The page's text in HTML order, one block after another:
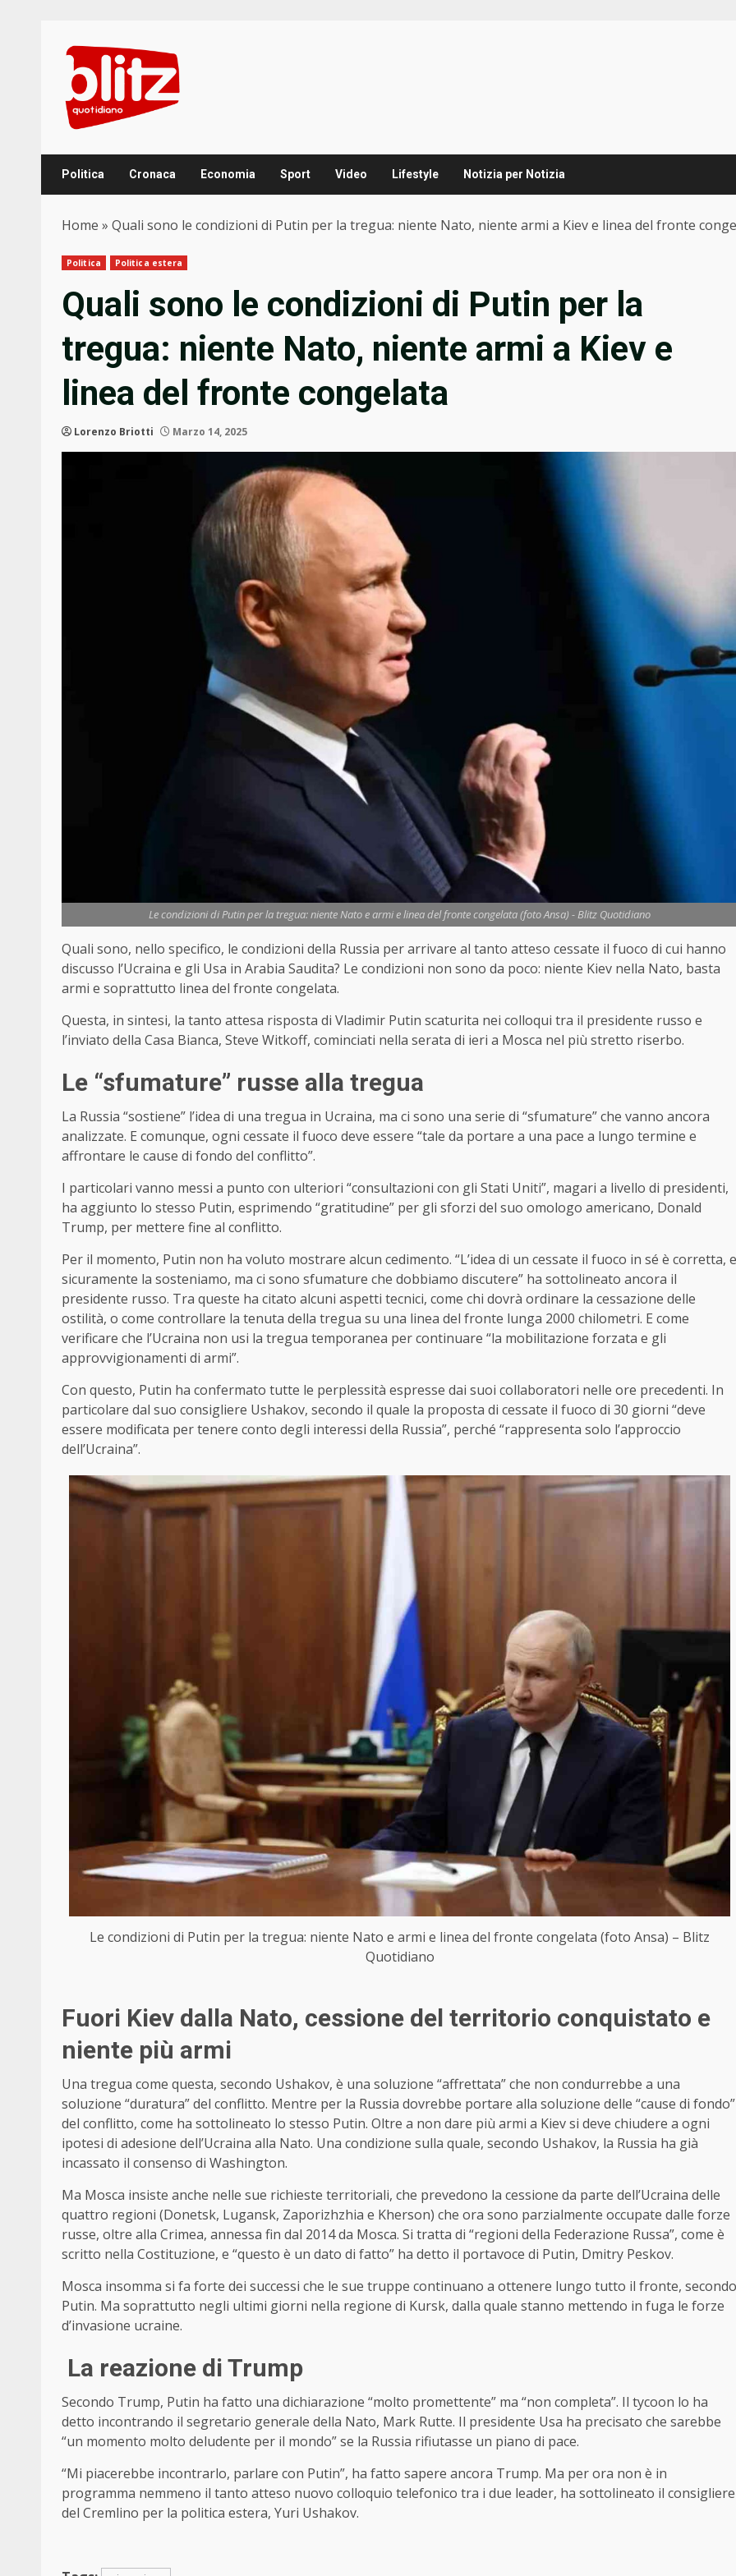
content
Politica Cronaca Economia Sport Video Lifestyle Notizia per Notizia
Home » Quali sono le condizioni di Putin per la tregua: niente Nato, niente armi a Kiev e linea del fronte
Politica Politica estera
Quali sono le condizioni di Putin per la
tregua: niente Nato, niente armi a Kiev e
linea del fronte congelata
Lorenzo Briotti Marzo 14, 2025
Le condizioni di Putin per la tregua: niente Nato e armi e linea del fronte congelata (foto Ansa) - Blitz Quotidiano
Quali sono, nello specifico, le condizioni della Russia per arrivare al tanto atteso cessate il fuoco di cui hanno
discusso l’Ucraina e gli Usa in Arabia Saudita? Le condizioni non sono da poco: niente Kiev nella Nato, basta
armi e soprattutto linea del fronte congelata.
Questa, in sintesi, la tanto attesa risposta di Vladimir Putin scaturita nei colloqui tra il presidente russo e
l’inviato della Casa Bianca, Steve Witkoff, cominciati nella serata di ieri a Mosca nel più stretto riserbo.
Le “sfumature” russe alla tregua
La Russia “sostiene” l’idea di una tregua in Ucraina, ma ci sono una serie di “sfumature” che vanno ancora
analizzate. E comunque, ogni cessate il fuoco deve essere “tale da portare a una pace a lungo termine e
affrontare le cause di fondo del conflitto”.
I particolari vanno messi a punto con ulteriori “consultazioni con gli Stati Uniti”, magari a livello di presidenti,
ha aggiunto lo stesso Putin, esprimendo “gratitudine” per gli sforzi del suo omologo americano, Donald
Trump, per mettere fine al conflitto.
Per il momento, Putin non ha voluto mostrare alcun cedimento. “L’idea di un cessate il fuoco in sé è corretta, e
sicuramente la sosteniamo, ma ci sono sfumature che dobbiamo discutere” ha sottolineato ancora il
presidente russo. Tra queste ha citato alcuni aspetti tecnici, come chi dovrà ordinare la cessazione delle
ostilità, o come controllare la tenuta della tregua su una linea del fronte lunga 2000 chilometri. E come
verificare che l’Ucraina non usi la tregua temporanea per continuare “la mobilitazione forzata e gli
approvvigionamenti di armi”.
Con questo, Putin ha confermato tutte le perplessità espresse dai suoi collaboratori nelle ore precedenti. In
particolare dal suo consigliere Ushakov, secondo il quale la proposta di cessate il fuoco di 30 giorni “deve
essere modificata per tenere conto degli interessi della Russia”, perché “rappresenta solo l’approccio
dell’Ucraina”.
Le condizioni di Putin per la tregua: niente Nato e armi e linea del fronte congelata (foto Ansa) – Blitz
Quotidiano
Fuori Kiev dalla Nato, cessione del territorio conquistato e
niente più armi
Una tregua come questa, secondo Ushakov, è una soluzione “affrettata” che non condurrebbe a una
soluzione “duratura” del conflitto. Mentre per la Russia dovrebbe portare alla soluzione delle “cause di fondo”
del conflitto, come ha sottolineato lo stesso Putin. Oltre a non dare più armi a Kiev si deve chiudere a ogni
ipotesi di adesione dell’Ucraina alla Nato. Una condizione sulla quale, secondo Ushakov, la Russia ha già
incassato il consenso di Washington.
Ma Mosca insiste anche nelle sue richieste territoriali, che prevedono la cessione da parte dell’Ucraina delle
quattro regioni (Donetsk, Lugansk, Zaporizhzhia e Kherson) che ora sono parzialmente occupate dalle forze
russe, oltre alla Crimea, annessa fin dal 2014 da Mosca. Si tratta di “regioni della Federazione Russa”, come è
scritto nella Costituzione, e “questo è un dato di fatto” ha detto il portavoce di Putin, Dmitry Peskov.
Mosca insomma si fa forte dei successi che le sue truppe continuano a ottenere lungo tutto il fronte, secondo
Putin. Ma soprattutto negli ultimi giorni nella regione di Kursk, dalla quale stanno mettendo in fuga le forze
d’invasione ucraine.
La reazione di Trump
Secondo Trump, Putin ha fatto una dichiarazione “molto promettente” ma “non completa”. Il tycoon lo ha
detto incontrando il segretario generale della Nato, Mark Rutte. Il presidente Usa ha precisato che sarebbe
“un momento molto deludente per il mondo” se la Russia rifiutasse un piano di pace.
“Mi piacerebbe incontrarlo, parlare con Putin”, ha fatto sapere ancora Trump. Ma per ora non è in
programma nemmeno il tanto atteso nuovo colloquio telefonico tra i due leader, ha sottolineato il consigliere
del Cremlino per la politica estera, Yuri Ushakov.